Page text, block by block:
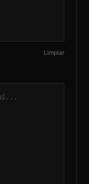
Limpiar